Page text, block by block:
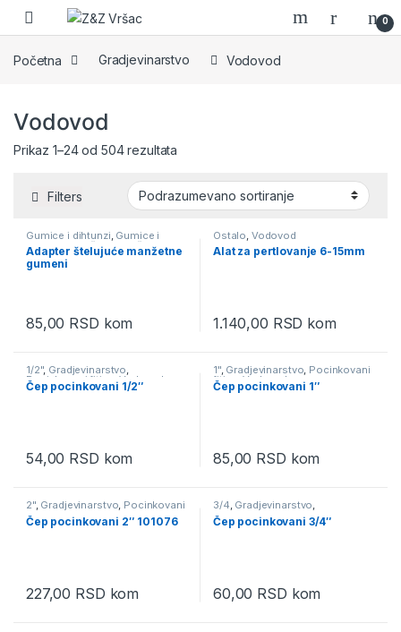
Skip to navigation
Skip to content
0
Početna Gradjevinarstvo Vodovod
Vodovod
Prikaz 1–24 od 504 rezultata
Filters
Gumice i dihtunzi Gumice i
dihtunzi Manžetne wc šolje
Sanitarija i oprema za kupatilo,
Vodovod
Adapter štelujuće manžetne
gumeni
85,00 RSD kom
Ostalo Vodovod
Alat za pertlovanje 6-15mm
1.140,00 RSD kom
1/2", Gradjevinarstvo,
Pocinkovani fiting ,Vodovod
Čep pocinkovani 1/2″
54,00 RSD kom
1", Gradjevinarstvo, Pocinkovani
fiting Vodovod
Čep pocinkovani 1″
85,00 RSD kom
2", Gradjevinarstvo, Pocinkovani
fiting Vodovod
Čep pocinkovani 2″ 101076
227,00 RSD kom
3/4, Gradjevinarstvo,
Pocinkovani fiting , Vodovod
Čep pocinkovani 3/4″
60,00 RSD kom